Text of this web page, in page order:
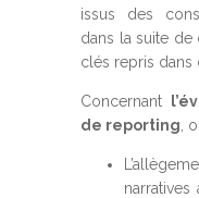
issus des
dans la suite
clés repris dans
Concernant
de reporting ,